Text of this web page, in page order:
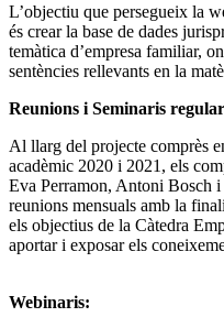
L’objectiu que persegueix la
és crear la base de dades
temàtica d’empresa familiar,
sentències rellevants en la
Reunions i Seminaris
Al llarg del projecte comprès
acadèmic 2020 i 2021, els
Eva Perramon, Antoni Bosch
reunions mensuals amb la
els objectius de la Càtedra
aportar i exposar els
Webinaris: